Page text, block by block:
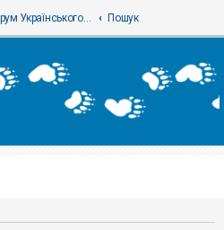
форум Українського теріологічного товариства Пошук